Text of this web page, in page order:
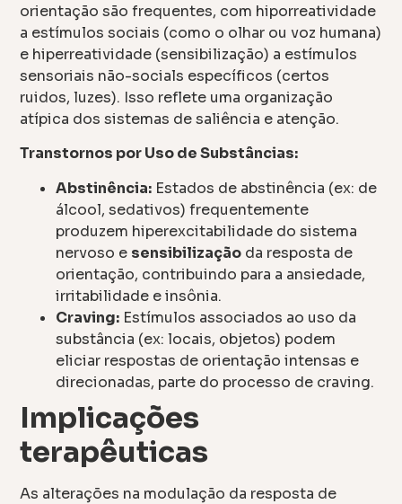
orientação são frequentes, com hiporreatividade
a estímulos sociais (como o olhar ou voz humana)
e hiperreatividade (sensibilização) a estímulos
sensoriais não-socials específicos (certos
ruidos, luzes). Isso reflete uma organização
atípica dos sistemas de saliência e atenção.
Transtornos por Uso de Substâncias:
Abstinência: Estados de abstinência (ex: de
álcool, sedativos) frequentemente
produzem hiperexcitabilidade do sistema
nervoso e sensibilização da resposta de
orientação, contribuindo para a ansiedade,
irritabilidade e insônia.
Craving: Estímulos associados ao uso da
substância (ex: locais, objetos) podem
eliciar respostas de orientação intensas e
direcionadas, parte do processo de craving.
Implicações
terapêuticas
As alterações na modulação da resposta de